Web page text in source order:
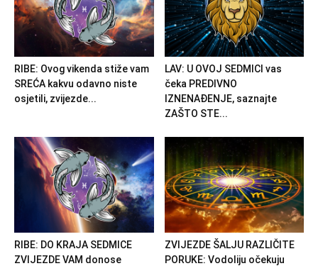
RIBE: Ovog vikenda stiže vam
SREĆA kakvu odavno niste
osjetili, zvijezde...
LAV: U OVOJ SEDMICI vas
čeka PREDIVNO
IZNENAĐENJE, saznajte
ZAŠTO STE...
RIBE: DO KRAJA SEDMICE
ZVIJEZDE VAM donose
ZVIJEZDE ŠALJU RAZLIČITE
PORUKE: Vodoliju očekuju